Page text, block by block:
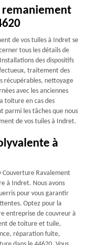
remaniement
de vos tuiles à Indret se
tous les détails de
des dispositifs
traitement des
récupérables, nettoyage
avec les anciennes
toiture en cas des
parmi les tâches que nous
de vos tuiles à Indret.
à
Couverture Ravalement
à Indret. Nous avons
pour vous garantir
Optez pour la
entreprise de couvreur à
de toiture et tuile,
réparation fuite,